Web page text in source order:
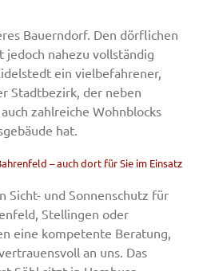
Bauerndorf. Den dörflichen
jedoch nahezu vollständig
ein vielbefahrener,
Stadtbezirk, der neben
zahlreiche Wohnblocks
hat.
– auch dort für Sie im Einsatz
Sicht- und Sonnenschutz für
Stellingen oder
eine kompetente Beratung,
an uns. Das